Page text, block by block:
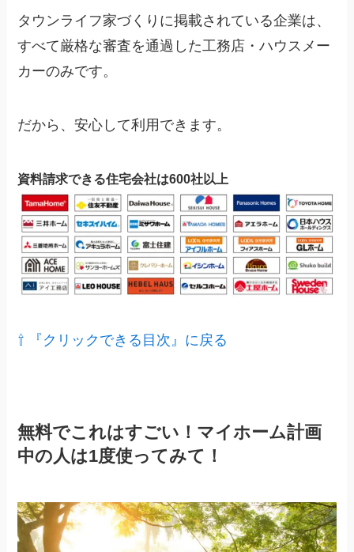
タウンライフ家づくりに掲載されている企業は、
すべて厳格な審査を通過した工務店・ハウスメー
カーのみです。
だから、安心して利用できます。
資料請求できる住宅会社は600社以上
⇧ 『クリックできる目次』に戻る
無料でこれはすごい！マイホーム計画
中の人は1度使ってみて！